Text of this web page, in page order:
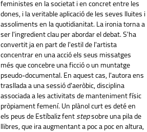
feministes en la societat i en concret entre les
dones, i la veritable aplicació de les seves lluites i
assoliments en la quotidianitat. La ironia torna a
ser l'ingredient clau per abordar el debat. S'ha
convertit ja en part de l'estil de l'artista
concentrar en una acció els seus missatges
més que concebre una ficció o un muntatge
pseudo-documental. En aquest cas, l'autora ens
trasllada a una sessió d'aeròbic, disciplina
associada a les activitats de manteniment físic
pròpiament femení. Un plànol curt es deté en
els peus de Estíbaliz fent stepsobre una pila de
llibres, que ira augmentant a poc a poc en altura,